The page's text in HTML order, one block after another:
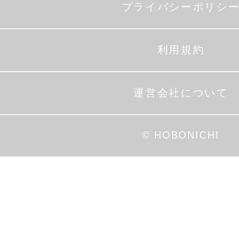
プライバシーポリシー
利用規約
運営会社について
© HOBONICHI